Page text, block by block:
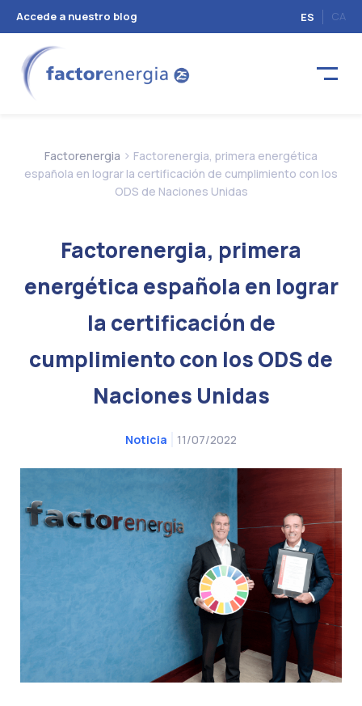
Accede a nuestro blog ES CA
Factorenergia > Factorenergia, primera energética
española en lograr la certificación de cumplimiento con los
ODS de Naciones Unidas
Factorenergia, primera
energética española en lograr
la certificación de
cumplimiento con los ODS de
Naciones Unidas
Noticia 11/07/2022